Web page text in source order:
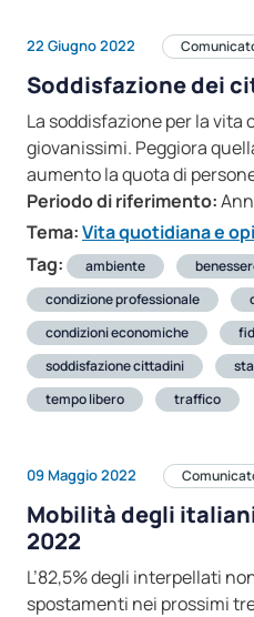
22 Giugno 2022
Soddisfazione dei
La soddisfazione per la vita
giovanissimi. Peggiora
aumento la quota di
Periodo di riferimento:
Tema:Vita quotidiana e
Tag:
ambiente
condizione professionale
condizioni economiche
soddisfazione cittadini
tempo libero
traffico
09 Maggio 2022
Mobilità degli
2022
L’82,5% degli interpellati
spostamenti nei prossimi